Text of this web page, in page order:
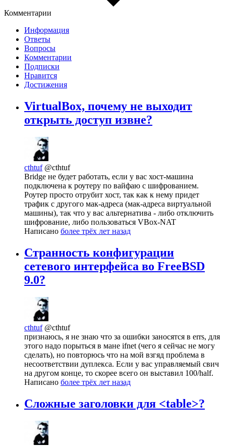
Комментарии
Информация
Ответы
Вопросы
Комментарии
Подписки
Нравится
Достижения
VirtualBox, почему не выходит
открыть доступ извне?
cthtuf @cthtuf
Bridge не будет работать, если у вас хост-машина
подключена к роутеру по вайфаю с шифрованием.
Роутер просто отрубит хост, так как к нему придет
трафик с другого мак-адреса (мак-адреса виртуальной
машины), так что у вас альтернатива - либо отключить
шифрование, либо пользоваться VBox-NAT
Написано более трёх лет назад
Странность конфигурации
сетевого интерфейса во FreeBSD
9.0?
cthtuf @cthtuf
признаюсь, я не знаю что за ошибки заносятся в errs, для
этого надо порыться в мане ifnet (чего я сейчас не могу
сделать), но повторюсь что на мой взгяд проблема в
несоответствии дуплекса. Если у вас управляемый свич
на другом конце, то скорее всего он выставил 100/half.
Написано более трёх лет назад
Сложные заголовки для <table>?